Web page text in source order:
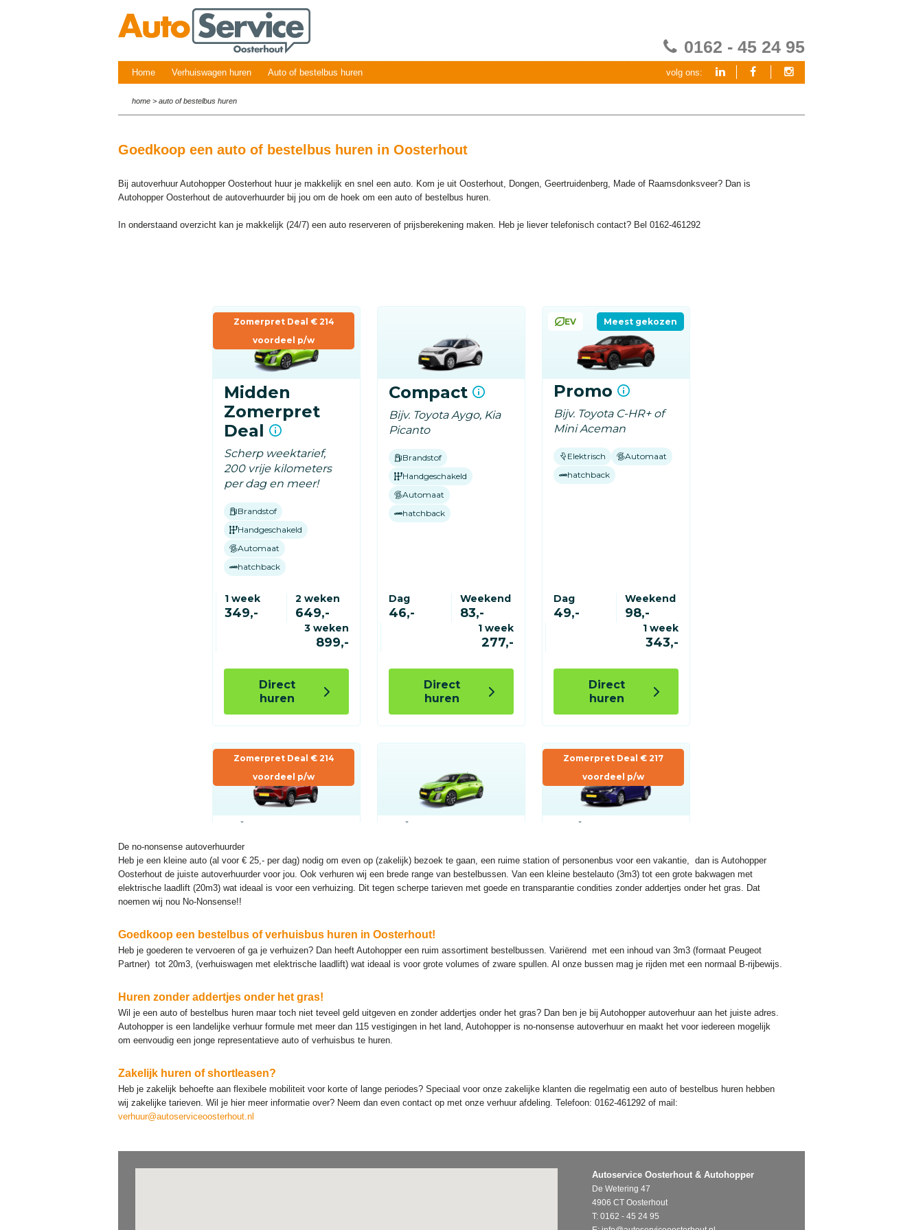
0162 - 45 24 95
Home Verhuiswagen huren Auto of bestelbus huren volg ons:
home > auto of bestelbus huren
Goedkoop een auto of bestelbus huren in Oosterhout
Bij autoverhuur Autohopper Oosterhout huur je makkelijk en snel een auto. Kom je uit Oosterhout, Dongen, Geertruidenberg, Made of Raamsdonksveer? Dan is
Autohopper Oosterhout de autoverhuurder bij jou om de hoek om een auto of bestelbus huren.
In onderstaand overzicht kan je makkelijk (24/7) een auto reserveren of prijsberekening maken. Heb je liever telefonisch contact? Bel 0162-461292
De no-nonsense autoverhuurder
Heb je een kleine auto (al voor € 25,- per dag) nodig om even op (zakelijk) bezoek te gaan, een ruime station of personenbus voor een vakantie, dan is Autohopper
Oosterhout de juiste autoverhuurder voor jou. Ook verhuren wij een brede range van bestelbussen. Van een kleine bestelauto (3m3) tot een grote bakwagen met
elektrische laadlift (20m3) wat ideaal is voor een verhuizing. Dit tegen scherpe tarieven met goede en transparantie condities zonder addertjes onder het gras. Dat
noemen wij nou No-Nonsense!!
Goedkoop een bestelbus of verhuisbus huren in Oosterhout!
Heb je goederen te vervoeren of ga je verhuizen? Dan heeft Autohopper een ruim assortiment bestelbussen. Variërend met een inhoud van 3m3 (formaat Peugeot
Partner) tot 20m3, (verhuiswagen met elektrische laadlift) wat ideaal is voor grote volumes of zware spullen. Al onze bussen mag je rijden met een normaal B-rijbewijs.
Huren zonder addertjes onder het gras!
Wil je een auto of bestelbus huren maar toch niet teveel geld uitgeven en zonder addertjes onder het gras? Dan ben je bij Autohopper autoverhuur aan het juiste adres.
Autohopper is een landelijke verhuur formule met meer dan 115 vestigingen in het land, Autohopper is no-nonsense autoverhuur en maakt het voor iedereen mogelijk
om eenvoudig een jonge representatieve auto of verhuisbus te huren.
Zakelijk huren of shortleasen?
Heb je zakelijk behoefte aan flexibele mobiliteit voor korte of lange periodes? Speciaal voor onze zakelijke klanten die regelmatig een auto of bestelbus huren hebben
wij zakelijke tarieven. Wil je hier meer informatie over? Neem dan even contact op met onze verhuur afdeling. Telefoon: 0162-461292 of mail:
verhuur@autoserviceoosterhout.nl
Autoservice Oosterhout & Autohopper
De Wetering 47
4906 CT Oosterhout
T: 0162 - 45 24 95